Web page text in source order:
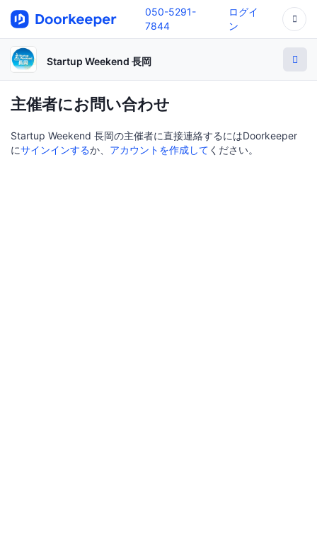
050-5291-
7844
ログイ
ン
Startup Weekend 長岡
主催者にお問い合わせ
Startup Weekend 長岡の主催者に直接連絡するにはDoorkeeper
にサインインするか、 アカウントを作成して ください。